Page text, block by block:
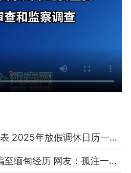
2025假期放假时间表 2025年放假调休日历一览表
中科院博士还原被骗至缅甸经历 网友：孤注一掷现实版